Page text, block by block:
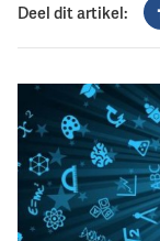
Deel dit artikel: